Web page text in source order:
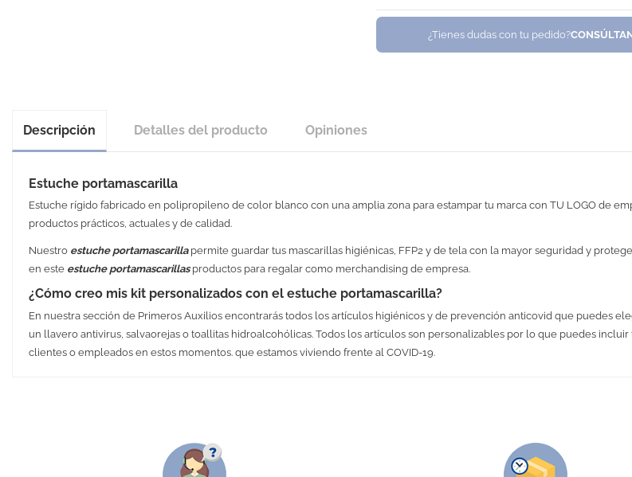
¿Tienes dudas con tu pedido?
Descripción Detalles del producto Opiniones
Estuche portamascarilla
Estuche rígido fabricado en polipropileno de color blanco con una amplia zona para estampar tu marca con TU LOGO de
productos prácticos, actuales y de calidad.
Nuestro estuche portamascarillapermite guardar tus mascarillas higiénicas, FFP2 y de tela con la mayor seguridad y
en este estuche portamascarillasproductos para regalar como merchandising de empresa.
¿Cómo creo mis kit personalizados con el estuche portamascarilla?
En nuestra sección de Primeros Auxilios encontrarás todos los artículos higiénicos y de prevención anticovid que puedes
un llavero antivirus, salvaorejas o toallitas hidroalcohólicas. Todos los artículos son personalizables por lo que puedes
clientes o empleados en estos momentos. que estamos viviendo frente al COVID-19.
NO